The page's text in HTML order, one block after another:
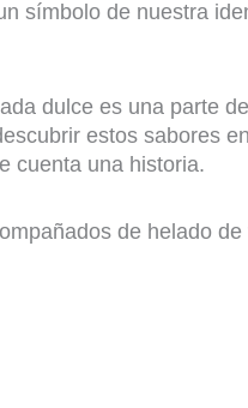
símbolo de nuestra
dulce es una parte
estos sabores
cuenta una historia.
de helado de